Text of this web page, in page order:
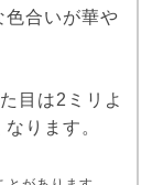
色合いが華や
目は2ミリよ
ります。